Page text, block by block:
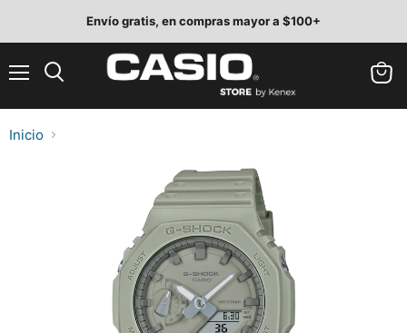
Envío gratis, en compras mayor a $100+
Inicio